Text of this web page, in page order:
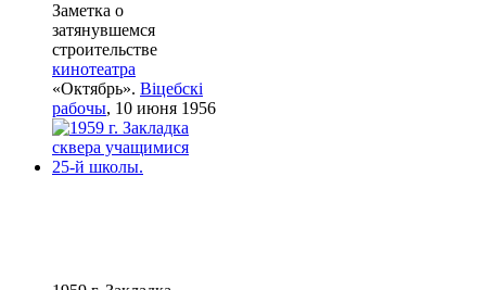
Заметка о
затянувшемся
строительстве
кинотеатра
«Октябрь». Віцебскі
рабочы, 10 июня 1956